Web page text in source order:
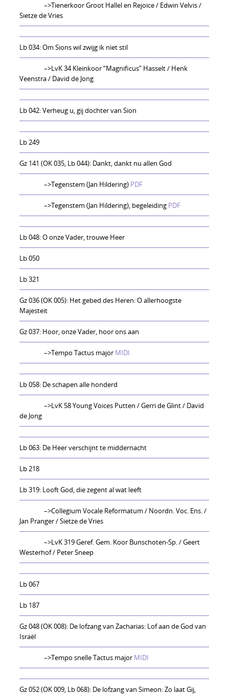
–>Tienerkoor Groot Hallel en Rejoice / Edwin Velvis /
Sietze de Vries
Lb 034: Om Sions wil zwijg ik niet stil
–>LvK 34 Kleinkoor “Magnificus” Hasselt / Henk
Veenstra / David de Jong
Lb 042: Verheug u, gij dochter van Sion
Lb 249
Gz 141 (OK 035, Lb 044): Dankt, dankt nu allen God
–>Tegenstem (Jan Hildering) PDF
–>Tegenstem (Jan Hildering), begeleiding PDF
Lb 048: O onze Vader, trouwe Heer
Lb 050
Lb 321
Gz 036 (OK 005): Het gebed des Heren: O allerhoogste
Majesteit
Gz 037: Hoor, onze Vader, hoor ons aan
–>Tempo Tactus major MIDI
Lb 058: De schapen alle honderd
–>LvK 58 Young Voices Putten / Gerri de Glint / David
de Jong
Lb 063: De Heer verschijnt te middernacht
Lb 218
Lb 319: Looft God, die zegent al wat leeft
–>Collegium Vocale Reformatum / Noordn. Voc. Ens. /
Jan Pranger / Sietze de Vries
–>LvK 319 Geref. Gem. Koor Bunschoten-Sp. / Geert
Westerhof / Peter Sneep
Lb 067
Lb 187
Gz 048 (OK 008): De lofzang van Zacharias: Lof aan de God van
Israël
–>Tempo snelle Tactus major MIDI
Gz 052 (OK 009, Lb 068): De lofzang van Simeon: Zo laat Gij,